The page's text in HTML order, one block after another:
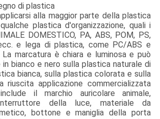
di plastica
alla maggior parte della plastica
plastica d'organizzazione, quali i
DOMESTICO, PA, ABS, POM, PS,
e lega di plastica, come PC/ABS e
marcatura è chiara e luminosa e può
bianco e nero sulla plastica naturale di
bianca, sulla plastica colorata e sulla
riuscita applicazione commercializzata
il marchio auricolare animale,
della luce, materiale da
bottone e maniglia della porta